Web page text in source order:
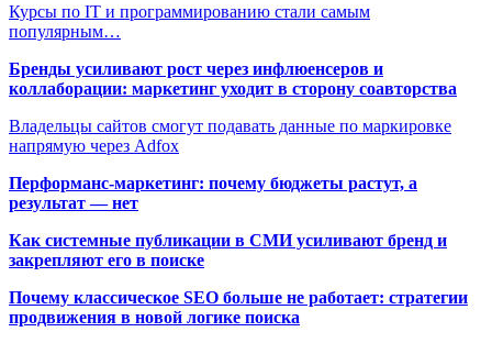
Курсы по IT и программированию стали самым
популярным…
Бренды усиливают рост через инфлюенсеров и
коллаборации: маркетинг уходит в сторону соавторства
Владельцы сайтов смогут подавать данные по маркировке
напрямую через Adfox
Перформанс-маркетинг: почему бюджеты растут, а
результат — нет
Как системные публикации в СМИ усиливают бренд и
закрепляют его в поиске
Почему классическое SEO больше не работает: стратегии
продвижения в новой логике поиска